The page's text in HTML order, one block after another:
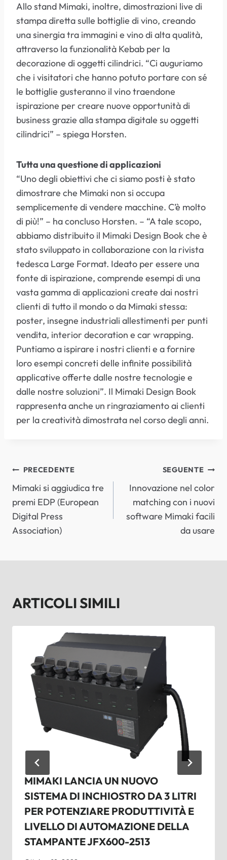
Allo stand Mimaki, inoltre, dimostrazioni live di
stampa diretta sulle bottiglie di vino, creando
una sinergia tra immagini e vino di alta qualità,
attraverso la funzionalità Kebab per la
decorazione di oggetti cilindrici. “Ci auguriamo
che i visitatori che hanno potuto portare con sé
le bottiglie gusteranno il vino traendone
ispirazione per creare nuove opportunità di
business grazie alla stampa digitale su oggetti
cilindrici” – spiega Horsten.
Tutta una questione di applicazioni
“Uno degli obiettivi che ci siamo posti è stato
dimostrare che Mimaki non si occupa
semplicemente di vendere macchine. C’è molto
di più!” – ha concluso Horsten. – “A tale scopo,
abbiamo distribuito il Mimaki Design Book che è
stato sviluppato in collaborazione con la rivista
tedesca Large Format. Ideato per essere una
fonte di ispirazione, comprende esempi di una
vasta gamma di applicazioni create dai nostri
clienti di tutto il mondo o da Mimaki stessa:
poster, insegne industriali allestimenti per punti
vendita, interior decoration e car wrapping.
Puntiamo a ispirare i nostri clienti e a fornire
loro esempi concreti delle infinite possibilità
applicative offerte dalle nostre tecnologie e
dalle nostre soluzioni”. Il Mimaki Design Book
rappresenta anche un ringraziamento ai clienti
per la creatività dimostrata nel corso degli anni.
NAVIGAZIONE
ARTICOLI
PRECEDENTE
Mimaki si aggiudica tre
premi EDP (European
Digital Press
Association)
SEGUENTE
Innovazione nel color
matching con i nuovi
software Mimaki facili
da usare
ARTICOLI SIMILI
MIMAKI LANCIA UN NUOVO
SISTEMA DI INCHIOSTRO DA 3 LITRI
PER POTENZIARE PRODUTTIVITÀ E
LIVELLO DI AUTOMAZIONE DELLA
STAMPANTE JFX600-2513